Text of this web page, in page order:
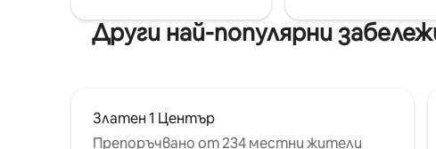
Други най-популярни
Златен 1 Център
Препоръчвано от 234 местни жители